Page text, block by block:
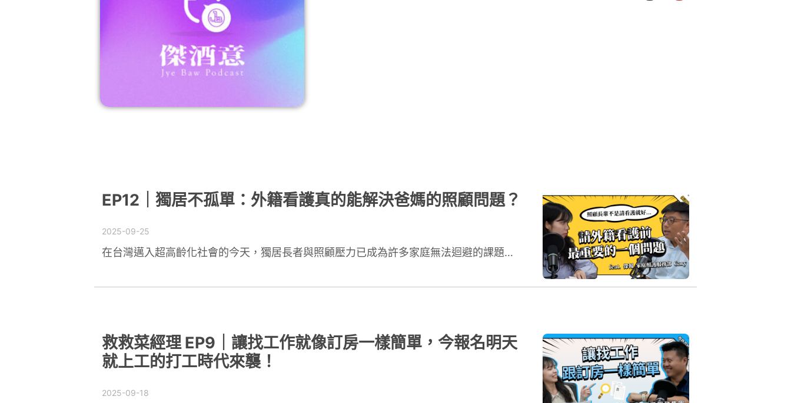
EP12｜獨居不孤單：外籍看護真的能解決爸媽的照顧問題？
2025-09-25
在台灣邁入超高齡化社會的今天，獨居長者與照顧壓力已成為許多家庭無法迴避的課題…
救救菜經理 EP9｜讓找工作就像訂房一樣簡單，今報名明天
就上工的打工時代來襲！
2025-09-18